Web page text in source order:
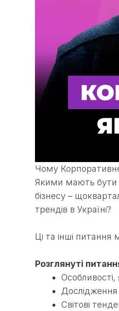
Чому
Якими мають бути
бізнесу –
трендів в Україні?
Ці та інші
Розглянуті
Дослідження
Світові